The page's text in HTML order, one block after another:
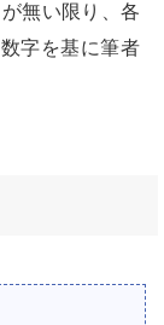
無い限り、各
字を基に筆者